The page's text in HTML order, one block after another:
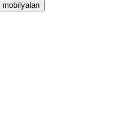
mobilyaları